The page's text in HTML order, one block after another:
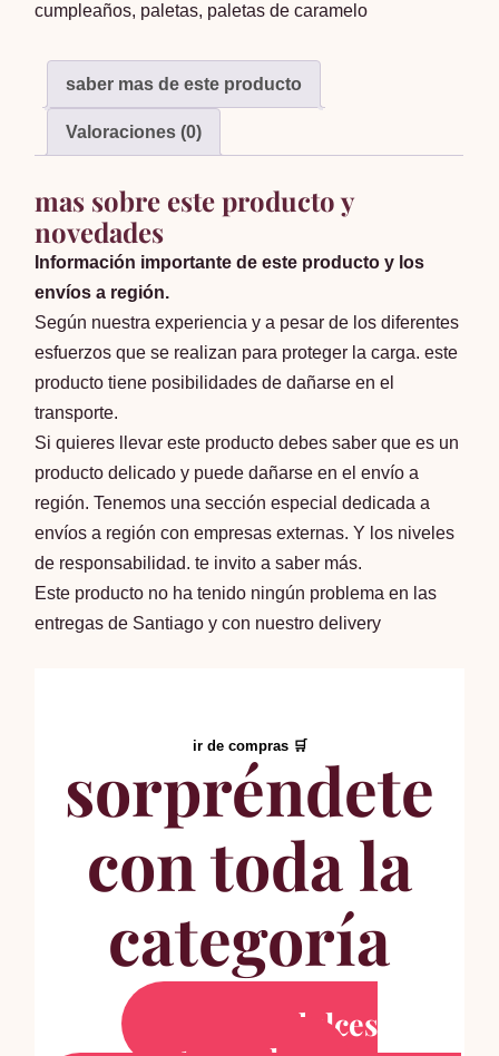
cumpleaños, paletas, paletas de caramelo
saber mas de este producto
Valoraciones (0)
mas sobre este producto y
novedades
Información importante de este producto y los
envíos a región.
Según nuestra experiencia y a pesar de los diferentes
esfuerzos que se realizan para proteger la carga. este
producto tiene posibilidades de dañarse en el
transporte.
Si quieres llevar este producto debes saber que es un
producto delicado y puede dañarse en el envío a
región. Tenemos una sección especial dedicada a
envíos a región con empresas externas. Y los niveles
de responsabilidad. te invito a saber más.
Este producto no ha tenido ningún problema en las
entregas de Santiago y con nuestro delivery
ir de compras 🛒
sorpréndete
con toda la
categoría
comprar dulces